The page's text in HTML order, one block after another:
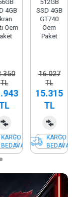
4GB
Oem
TL
KARGO
BEDAVA
512GB
SSD 4GB
GT740
Oem
Paket
16.027
TL
15.315
TL
KARGO
BEDAVA